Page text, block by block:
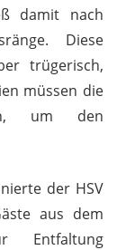
damit nach
Diese
trügerisch,
müssen die
um den
der HSV
aus dem
Entfaltung